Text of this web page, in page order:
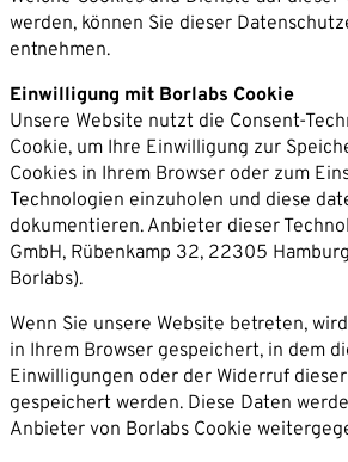
werden, können Sie dieser
entnehmen.
Einwilligung mit Borlabs Cookie
Unsere Website nutzt die Consent-
Cookie, um Ihre Einwilligung zur
Cookies in Ihrem Browser oder zum
Technologien einzuholen und diese
dokumentieren. Anbieter dieser
GmbH, Rübenkamp 32, 22305
Borlabs).
Wenn Sie unsere Website betreten,
in Ihrem Browser gespeichert, in dem
Einwilligungen oder der Widerruf
gespeichert werden. Diese Daten
Anbieter von Borlabs Cookie